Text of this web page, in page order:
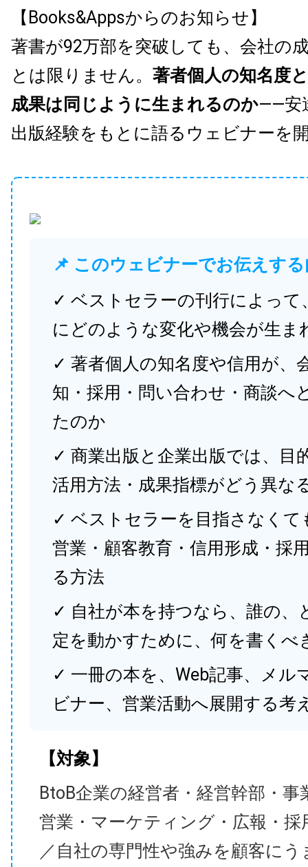
【Books&Appsからのお知らせ】
著書が92万部を突破しても、会社の
とは限りません。 著者個人の知名度
成果は同じように生まれるのか——安
出版経験をもとに語るウェビナーを
📌 このウェビナーでお伝えす
✓ ベストセラーの刊行によって
にどのような変化や機会が生ま
✓ 著者個人の知名度や信用が、
知・採用・問い合わせ・商談へ
たのか
✓ 商業出版と企業出版では、目
活用方法・成果指標がどう異な
✓ ベストセラーを目指さなくて
営業・顧客教育・信用形成・採
る方法
✓ 自社が本を持つなら、誰の、
定を動かすために、何を書くべ
✓ 一冊の本を、Web記事、メル
ビナー、営業活動へ展開する考
【対象】
BtoB企業の経営者・経営幹部・事
営業・マーケティング・広報・採
／自社の専門性や強みを顧客に